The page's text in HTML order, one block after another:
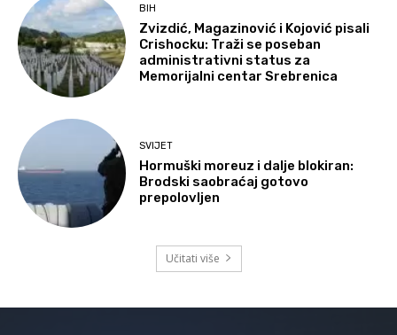
BIH
Zvizdić, Magazinović i Kojović pisali
Crishocku: Traži se poseban
administrativni status za
Memorijalni centar Srebrenica
SVIJET
Hormuški moreuz i dalje blokiran:
Brodski saobraćaj gotovo
prepolovljen
Učitati više